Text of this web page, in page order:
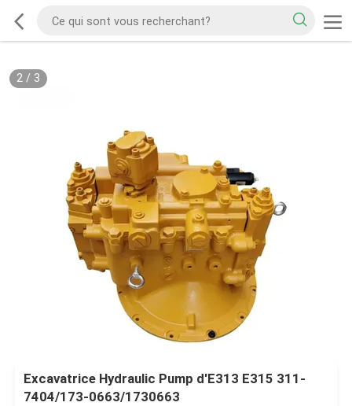
2/ 3
Excavatrice Hydraulic Pump d'E313 E315 311-
7404/173-0663/1730663